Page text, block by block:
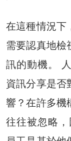
在這種情況下
需要認真地檢
訊的動機。
資訊分享是否
響？在許多機
往往被忽略